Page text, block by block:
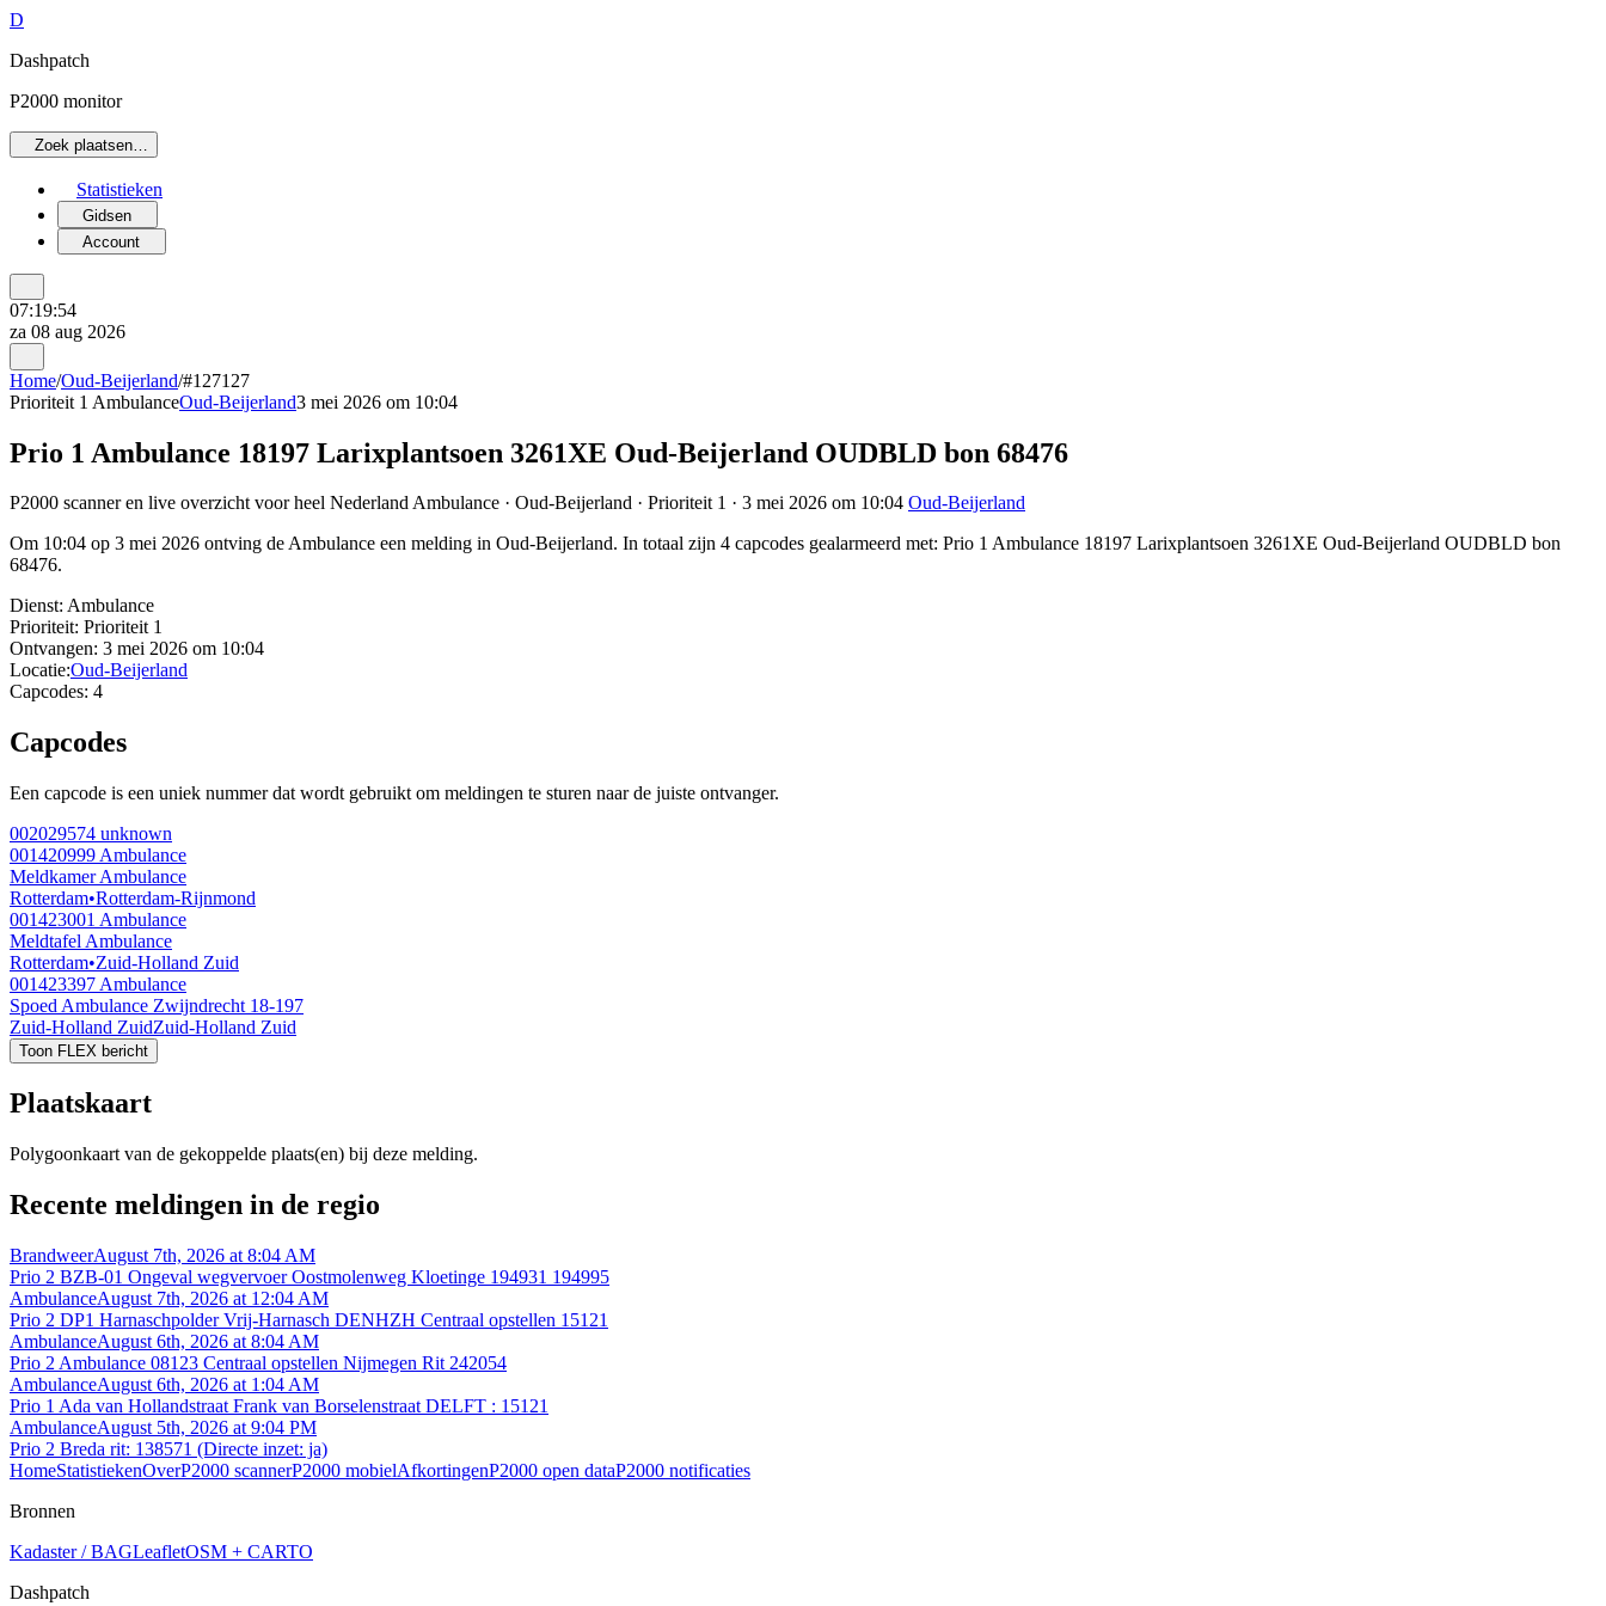
D
Dashpatch
P2000 monitor
Zoek plaatsen…
Statistieken
Gidsen
Account
07:19:54
za 08 aug 2026
Home/Oud-Beijerland/#127127
Prioriteit 1 AmbulanceOud-Beijerland3 mei 2026 om 10:04
Prio 1 Ambulance 18197 Larixplantsoen 3261XE Oud-Beijerland OUDBLD bon 68476
P2000 scanner en live overzicht voor heel Nederland Ambulance · Oud-Beijerland · Prioriteit 1 · 3 mei 2026 om 10:04 Oud-Beijerland
Om 10:04 op 3 mei 2026 ontving de Ambulance een melding in Oud-Beijerland. In totaal zijn 4 capcodes gealarmeerd met: Prio 1 Ambulance 18197 Larixplantsoen 3261XE Oud-Beijerland OUDBLD bon
68476.
Dienst: Ambulance
Prioriteit: Prioriteit 1
Ontvangen: 3 mei 2026 om 10:04
Locatie:Oud-Beijerland
Capcodes: 4
Capcodes
Een capcode is een uniek nummer dat wordt gebruikt om meldingen te sturen naar de juiste ontvanger.
002029574 unknown
001420999 Ambulance
Meldkamer Ambulance
Rotterdam•Rotterdam-Rijnmond
001423001 Ambulance
Meldtafel Ambulance
Rotterdam•Zuid-Holland Zuid
001423397 Ambulance
Spoed Ambulance Zwijndrecht 18-197
Zuid-Holland ZuidZuid-Holland Zuid
Toon FLEX bericht
Plaatskaart
Polygoonkaart van de gekoppelde plaats(en) bij deze melding.
Recente meldingen in de regio
BrandweerAugust 7th, 2026 at 8:04 AM
Prio 2 BZB-01 Ongeval wegvervoer Oostmolenweg Kloetinge 194931 194995
AmbulanceAugust 7th, 2026 at 12:04 AM
Prio 2 DP1 Harnaschpolder Vrij-Harnasch DENHZH Centraal opstellen 15121
AmbulanceAugust 6th, 2026 at 8:04 AM
Prio 2 Ambulance 08123 Centraal opstellen Nijmegen Rit 242054
AmbulanceAugust 6th, 2026 at 1:04 AM
Prio 1 Ada van Hollandstraat Frank van Borselenstraat DELFT : 15121
AmbulanceAugust 5th, 2026 at 9:04 PM
Prio 2 Breda rit: 138571 (Directe inzet: ja)
HomeStatistiekenOverP2000 scannerP2000 mobielAfkortingenP2000 open dataP2000 notificaties
Bronnen
Kadaster / BAGLeafletOSM + CARTO
Dashpatch